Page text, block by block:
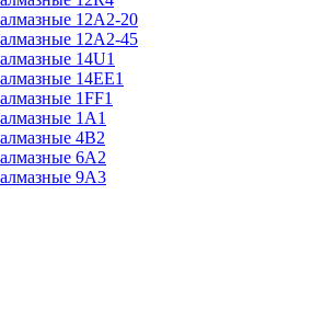
12А2-20
12А2-45
14U1
14ЕЕ1
1FF1
1А1
4В2
6A2
9А3